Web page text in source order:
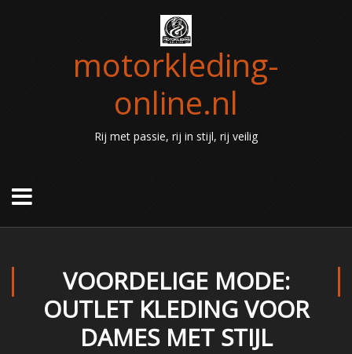
motorkleding-
online.nl
Rij met passie, rij in stijl, rij veilig
VOORDELIGE MODE:
OUTLET KLEDING VOOR
DAMES MET STIJL